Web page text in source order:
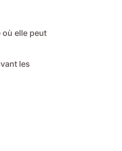
où elle peut
les